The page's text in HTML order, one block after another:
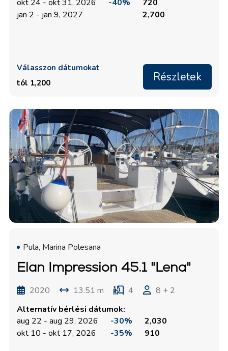
okt 24 - okt 31, 2026 -40%
720
jan 2 - jan 9, 2027
2,700
Válasszon dátumokat
tól 1,200
Részletek
Pula, Marina Polesana
Elan Impression 45.1 "Lena"
2020 13.51 m 4
8 + 2
Alternatív bérlési dátumok:
aug 22 - aug 29, 2026
-30%
2,030
okt 10 - okt 17, 2026
-35% 910